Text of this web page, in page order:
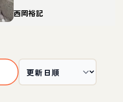
キーってどんな犬？性
格・特徴・育て方・迎
西岡裕記